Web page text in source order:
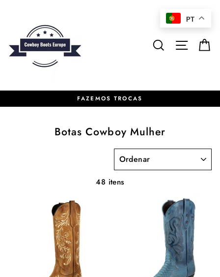
Conteúdo
Pesquisar
FAZEMOS TROCAS
Botas Cowboy Mulher
ORDENAR
48 itens
PT